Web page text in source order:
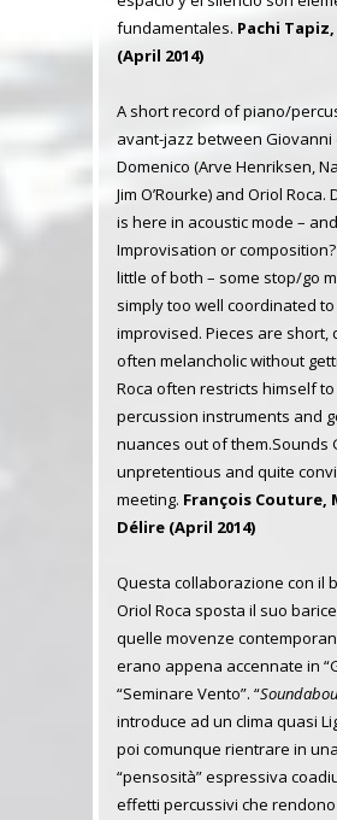
fundamentales. Pachi
(April 2014)
A short record of piano/
avant-jazz between Giovanni
Domenico (Arve Henriksen,
Jim O’Rourke) and Oriol Roca.
is here in acoustic mode –
Improvisation or
little of both – some stop/go
simply too well coordinated
improvised. Pieces are short,
often melancholic without
Roca often restricts himself
percussion instruments and
nuances out of them.Sounds
unpretentious and quite
meeting. François Couture,
Délire (April 2014)
Questa collaborazione con il
Oriol Roca sposta il suo
quelle movenze
erano appena accennate in
“Seminare Vento”. “
introduce ad un clima quasi
poi comunque rientrare in una
“pensosità” espressiva
effetti percussivi che rendono